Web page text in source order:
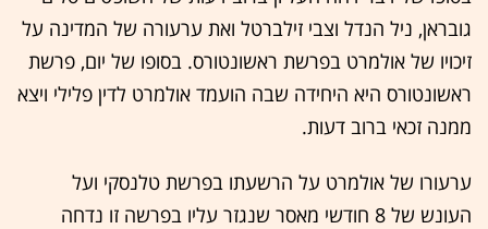
גובראן, ניל הנדל וצבי זילברטל ואת ערעורה של המדינה על
זיכויו של אולמרט בפרשת ראשונטורס. בסופו של יום, פרשת
ראשונטורס היא היחידה שבה הועמד אולמרט לדין פלילי ויצא
ממנה זכאי ברוב דעות.
ערעורו של אולמרט על הרשעתו בפרשת טלנסקי ועל
העונש של 8 חודשי מאסר שנגזר עליו בפרשה זו נדחה